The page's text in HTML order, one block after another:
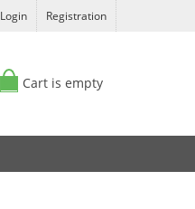
Login Registration
Cart is empty